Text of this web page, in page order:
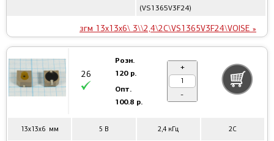
(VS1365V3F24)
згм 13x13x6\ 3\\2,4\2C\VS1365V3F24\VOISE »
13x13x6 мм 5 В 2,4 кГц 2C
26
Розн.
120 р.
Опт.
100.8 р.
+
-